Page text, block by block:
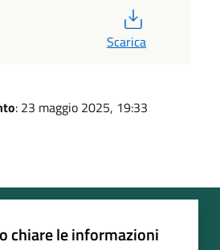
Scarica
: 23 maggio 2025, 19:33
chiare le informazioni